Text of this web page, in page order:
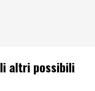
altri possibili